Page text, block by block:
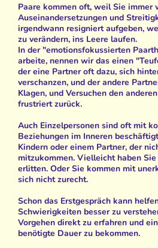
Paare kommen oft, weil Sie immer
Auseinandersetzungen und
irgendwann resigniert aufgeben,
zu verändern, ins Leere laufen.
In der "emotionsfokussierten
arbeite, nennen wir das einen
der eine Partner oft dazu, sich
verschanzen, und der andere
Klagen, und Versuchen den
frustriert zurück.
Auch Einzelpersonen sind oft mit
Beziehungen im Inneren
Kindern oder einem Partner, der
mitzukommen. Vielleicht haben
erlitten. Oder Sie kommen mit
sich nicht zurecht.
Schon das Erstgespräch kann
Schwierigkeiten besser zu
Vorgehen direkt zu erfahren und
benötigte Dauer zu bekommen.